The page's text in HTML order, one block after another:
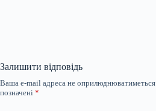
Залишити відповідь
Ваша e-mail адреса не оприлюднюватиметься.
позначені *